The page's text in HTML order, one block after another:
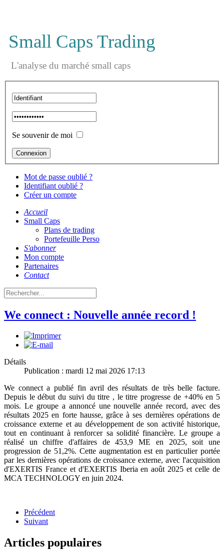
Small Caps Trading
L'analyse du marché small caps
Se souvenir de moi
Mot de passe oublié ?
Identifiant oublié ?
Créer un compte
Accueil
Small Caps
Plans de trading
Portefeuille Perso
S'abonner
Mon compte
Partenaires
Contact
We connect : Nouvelle année record !
Détails
Publication : mardi 12 mai 2026 17:13
We connect a publié fin avril des résultats de très belle facture.
Depuis le début du suivi du titre , le titre progresse de +40% en 5
mois. Le groupe a annoncé une nouvelle année record, avec des
résultats 2025 en forte hausse, grâce à ses dernières opérations de
croissance externe et au développement de son activité historique,
tout en continuant à renforcer sa solidité financière. Le groupe a
réalisé un chiffre d'affaires de 453,9 ME en 2025, soit une
progression de 51,2%. Cette augmentation est en particulier portée
par les dernières opérations de croissance externe, avec l'acquisition
d'EXERTIS France et d'EXERTIS Iberia en août 2025 et celle de
MCA TECHNOLOGY en juin 2024.
Précédent
Suivant
Articles populaires